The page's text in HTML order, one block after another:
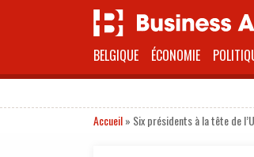
BELGIQUE ÉCONOMIE
Accueil» Six présidents à la tête de